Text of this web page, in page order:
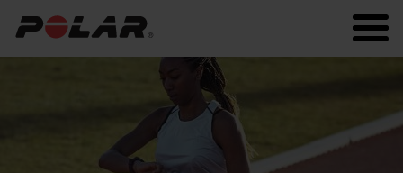
Polar Flow